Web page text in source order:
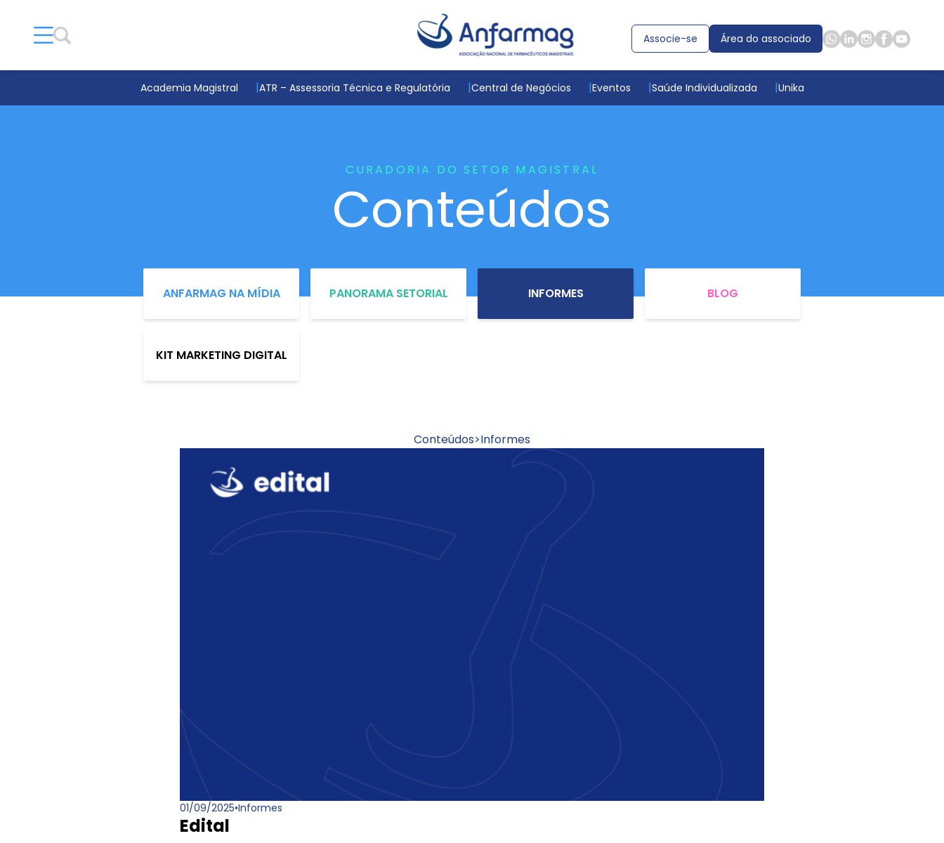
Associe-se Área do associado
Academia Magistral ATR – Assessoria Técnica e Regulatória Central de Negócios Eventos Saúde Individualizada Unika
CURADORIA DO SETOR MAGISTRAL
Conteúdos
ANFARMAG NA MÍDIA PANORAMA SETORIAL INFORMES BLOG
KIT MARKETING DIGITAL
Conteúdos>Informes
01/09/2025•Informes
Edital